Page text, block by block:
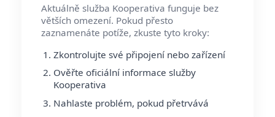
Aktuálně služba Kooperativa funguje bez
větších omezení. Pokud přesto
zaznamenáte potíže, zkuste tyto kroky:
Zkontrolujte své připojení nebo zařízení
Ověřte oficiální informace služby
Kooperativa
Nahlaste problém, pokud přetrvává